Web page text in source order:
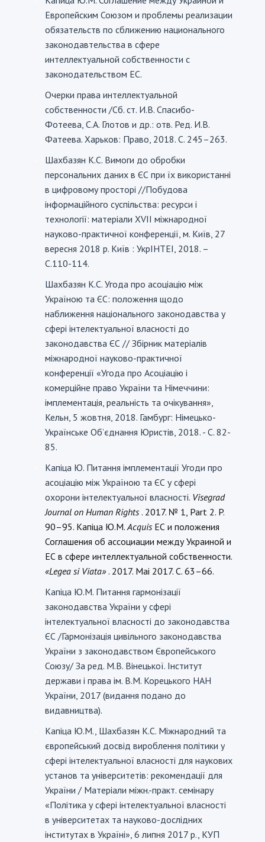
Европейским Союзом и проблемы реализации
обязательств по сближению национального
законодавтельства в сфере
интеллектуальной собственности с
законодательством ЕС.
Очерки права интеллектуальной
собственности /Cб. ст. И.В. Спасибо-
Фотеева, С.А. Глотов и др.: отв. Ред. И.В.
Фатеева. Харьков: Право, 2018. С. 245–263.
Шахбазян К.С. Вимоги до обробки
персональних даних в ЄС при їх використанні
в цифровому просторі //Побудова
інформаційного суспільства: ресурси і
технології: матеріали XVIІ міжнародної
науково-практичної конференції, м. Київ, 27
вересня 2018 р. Київ : УкрІНТЕІ, 2018. –
C.110-114.
Шахбазян К.С. Угода про асоціацію між
Україною та ЄС: положення щодо
наближення національного законодавства у
сфері інтелектуальної власності до
законодавства ЄС // Збірник матеріалів
міжнародної науково-практичної
конференції «Угода про Асоціацію і
комерційне право України та Німеччини:
імплементація, реальність та очікування»,
Кельн, 5 жовтня, 2018. Гамбург: Німецько-
Українське Об’єднання Юристів, 2018. - С. 82-
85.
Капіца Ю. Питання імплементації Угоди про
асоціацію між Україною та ЄС у сфері
охорони інтелектуальної власності. Visegrad
Journal on Human Rights . 2017. № 1, Part 2. P.
90–95. Капіца Ю.М.Acquis ЕС и положения
Соглашения об ассоциации между Украиной и
ЕС в сфере интеллектуальной собственности.
«Legea si Viata» . 2017. Mai 2017. С. 63–66.
Капіца Ю.М. Питання гармонізації
законодавства України у сфері
інтелектуальної власності до законодавства
ЄС /Гармонізація цивільного законодавства
України з законодавством Європейського
Союзу/ За ред. М.В. Вінецької. Інститут
держави і права ім. В.М. Корецького НАН
України, 2017 (видання подано до
видавництва).
Капіца Ю.М., Шахбазян К.С. Міжнародний та
європейський досвід вироблення політики у
сфері інтелектуальної власності для наукових
установ та університетів: рекомендації для
України / Матеріали міжн.-практ. семінару
«Політика у сфері інтелектуальної власності
в університетах та науково-дослідних
інститутах в Україні», 6 липня 2017 р., КУП